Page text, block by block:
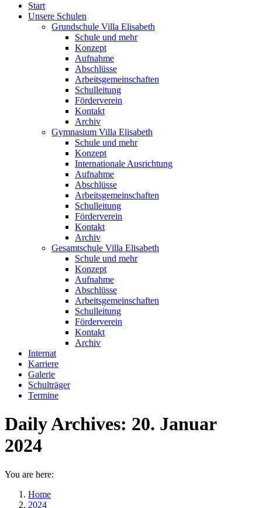
Start
Unsere Schulen
Grundschule Villa Elisabeth
Schule und mehr
Konzept
Aufnahme
Abschlüsse
Arbeitsgemeinschaften
Schulleitung
Förderverein
Kontakt
Archiv
Gymnasium Villa Elisabeth
Schule und mehr
Konzept
Internationale Ausrichtung
Aufnahme
Abschlüsse
Arbeitsgemeinschaften
Schulleitung
Förderverein
Kontakt
Archiv
Gesamtschule Villa Elisabeth
Schule und mehr
Konzept
Aufnahme
Abschlüsse
Arbeitsgemeinschaften
Schulleitung
Förderverein
Kontakt
Archiv
Internat
Karriere
Galerie
Schulträger
Termine
Daily Archives: 20. Januar
2024
You are here:
Home
2024